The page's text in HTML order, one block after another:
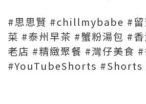
#思思賢 #chillmybabe #留
菜 #泰州早茶 #蟹粉湯包 #
老店 #精緻聚餐 #灣仔美食
#YouTubeShorts #Shorts